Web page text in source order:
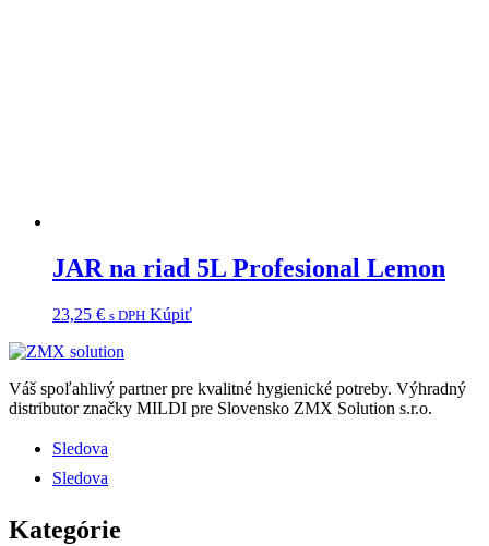
JAR na riad 5L Profesional Lemon
23,25 € s DPH Kúpiť
Váš spoľahlivý partner pre kvalitné hygienické potreby. Výhradný
distributor značky MILDI pre Slovensko ZMX Solution s.r.o.
Sledova
Sledova
Kategórie